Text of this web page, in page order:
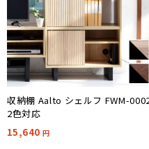
収納棚 Aalto シェルフ FWM-
2色対応
15,640 円